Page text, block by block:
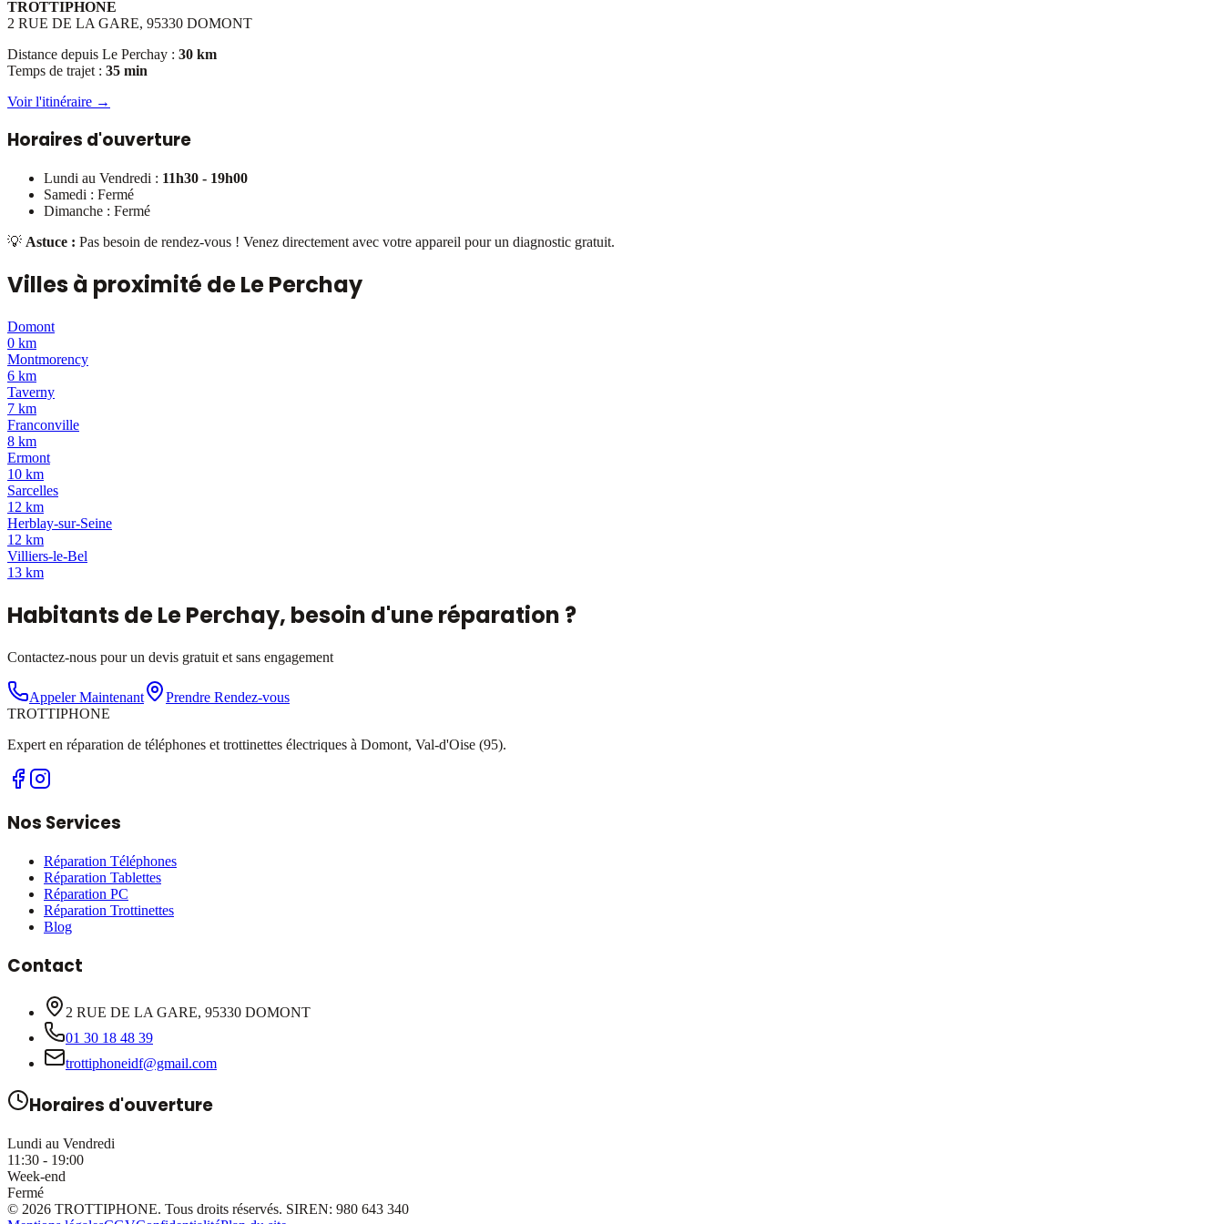
TROTTIPHONE
2 RUE DE LA GARE, 95330 DOMONT
Distance depuis Le Perchay : 30 km
Temps de trajet : 35 min
Voir l'itinéraire →
Horaires d'ouverture
Lundi au Vendredi : 11h30 - 19h00
Samedi : Fermé
Dimanche : Fermé
💡 Astuce : Pas besoin de rendez-vous ! Venez directement avec votre appareil pour un diagnostic gratuit.
Villes à proximité deLe Perchay
Domont
0 km
Montmorency
6 km
Taverny
7 km
Franconville
8 km
Ermont
10 km
Sarcelles
12 km
Herblay-sur-Seine
12 km
Villiers-le-Bel
13 km
Habitants deLe Perchay, besoin d'une réparation ?
Contactez-nous pour un devis gratuit et sans engagement
Appeler Maintenant
Prendre Rendez-vous
TROTTIPHONE
Expert en réparation de téléphones et trottinettes électriques à Domont, Val-d'Oise (95).
Nos Services
Réparation Téléphones
Réparation Tablettes
Réparation PC
Réparation Trottinettes
Blog
Contact
2 RUE DE LA GARE, 95330 DOMONT
01 30 18 48 39
trottiphoneidf@gmail.com
Horaires d'ouverture
Lundi au Vendredi
11:30 - 19:00
Week-end
Fermé
© 2026 TROTTIPHONE. Tous droits réservés. SIREN: 980 643 340